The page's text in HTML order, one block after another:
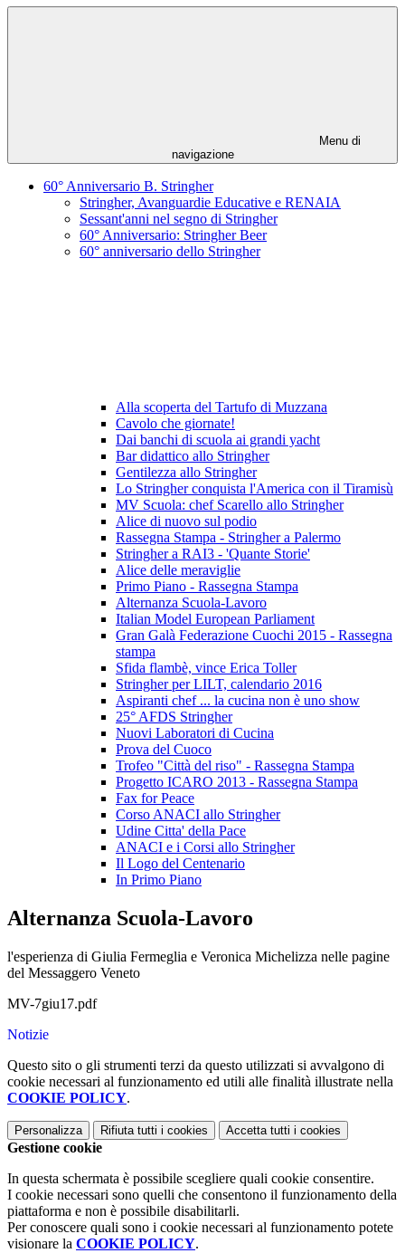
Menu di
navigazione
60° Anniversario B. Stringher
Stringher, Avanguardie Educative e RENAIA
Sessant'anni nel segno di Stringher
60° Anniversario: Stringher Beer
60° anniversario dello Stringher
Alla scoperta del Tartufo di Muzzana
Cavolo che giornate!
Dai banchi di scuola ai grandi yacht
Bar didattico allo Stringher
Gentilezza allo Stringher
Lo Stringher conquista l'America con il Tiramisù
MV Scuola: chef Scarello allo Stringher
Alice di nuovo sul podio
Rassegna Stampa - Stringher a Palermo
Stringher a RAI3 - 'Quante Storie'
Alice delle meraviglie
Primo Piano - Rassegna Stampa
Alternanza Scuola-Lavoro
Italian Model European Parliament
Gran Galà Federazione Cuochi 2015 - Rassegna
stampa
Sfida flambè, vince Erica Toller
Stringher per LILT, calendario 2016
Aspiranti chef ... la cucina non è uno show
25° AFDS Stringher
Nuovi Laboratori di Cucina
Prova del Cuoco
Trofeo "Città del riso" - Rassegna Stampa
Progetto ICARO 2013 - Rassegna Stampa
Fax for Peace
Corso ANACI allo Stringher
Udine Citta' della Pace
ANACI e i Corsi allo Stringher
Il Logo del Centenario
In Primo Piano
Alternanza Scuola-Lavoro
l'esperienza di Giulia Fermeglia e Veronica Michelizza nelle pagine
del Messaggero Veneto
MV-7giu17.pdf
Notizie
Questo sito o gli strumenti terzi da questo utilizzati si avvalgono di
cookie necessari al funzionamento ed utili alle finalità illustrate nella
COOKIE POLICY.
Personalizza Rifiuta tutti i cookies Accetta tutti i cookies
Gestione cookie
In questa schermata è possibile scegliere quali cookie consentire.
I cookie necessari sono quelli che consentono il funzionamento della
piattaforma e non è possibile disabilitarli.
Per conoscere quali sono i cookie necessari al funzionamento potete
visionare la COOKIE POLICY.